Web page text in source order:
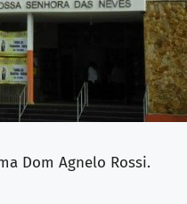
Dom Agnelo Rossi.